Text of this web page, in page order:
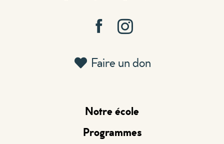
Faire un don
Notre école
Programmes